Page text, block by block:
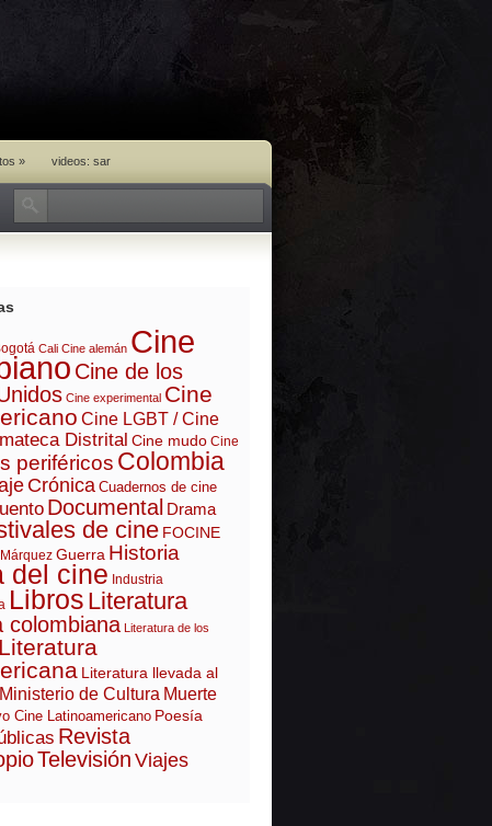
» videos: sar
Cali Cine alemán Cine
Cine de los
Cine experimental Cine
Cine LGBT / Cine
Distrital Cine mudo Cine
periféricos Colombia
Crónica Cuadernos de cine
Documental Drama
de cine FOCINE
Guerra Historia
del cine Industria
Libros Literatura
colombiana Literatura de los
Literatura
Literatura llevada al
Ministerio de Cultura Muerte
Cine Latinoamericano Poesía
Revista
TelevisiónViajes